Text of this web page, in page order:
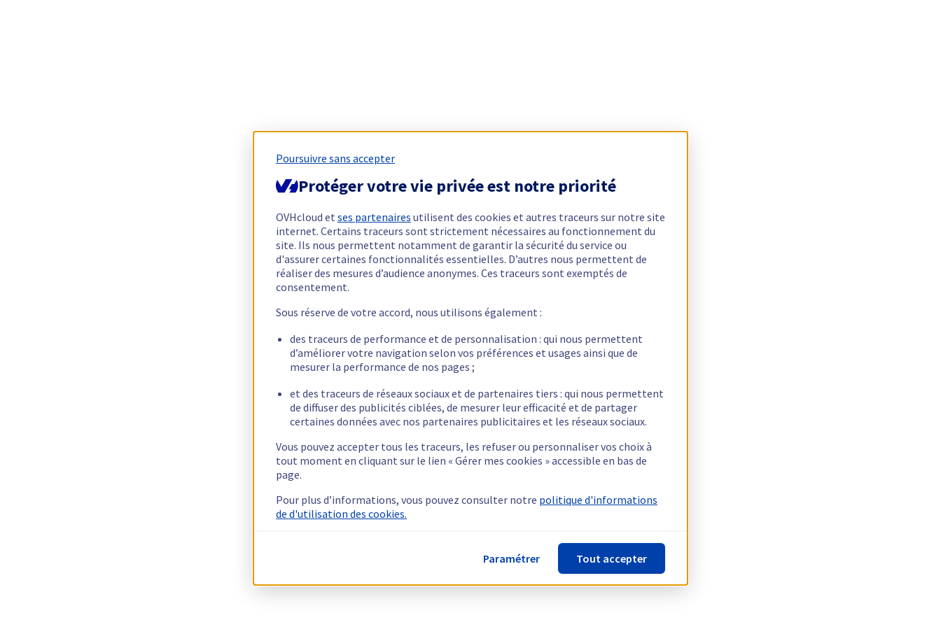
Poursuivre sans accepter
Protéger votre vie privée est notre priorité
OVHcloud et ses partenaires utilisent des cookies et autres traceurs sur notre site
internet. Certains traceurs sont strictement nécessaires au fonctionnement du
site. Ils nous permettent notamment de garantir la sécurité du service ou
d'assurer certaines fonctionnalités essentielles. D’autres nous permettent de
réaliser des mesures d’audience anonymes. Ces traceurs sont exemptés de
consentement.
Sous réserve de votre accord, nous utilisons également :
des traceurs de performance et de personnalisation : qui nous permettent
d’améliorer votre navigation selon vos préférences et usages ainsi que de
mesurer la performance de nos pages ;
et des traceurs de réseaux sociaux et de partenaires tiers : qui nous permettent
de diffuser des publicités ciblées, de mesurer leur efficacité et de partager
certaines données avec nos partenaires publicitaires et les réseaux sociaux.
Vous pouvez accepter tous les traceurs, les refuser ou personnaliser vos choix à
tout moment en cliquant sur le lien « Gérer mes cookies » accessible en bas de
page.
Pour plus d’informations, vous pouvez consulter notre politique d'informations
de d'utilisation des cookies.
Paramétrer Tout accepter